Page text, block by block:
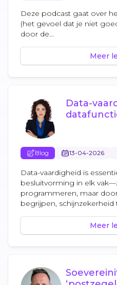
Deze podcast gaat over
(het gevoel dat je niet
door de...
Meer
Data-
Blog 13-04-2026
Data-vaardigheid is
besluitvorming in elk
programmeren, maar
begrijpen, schijnzekerheid
Meer